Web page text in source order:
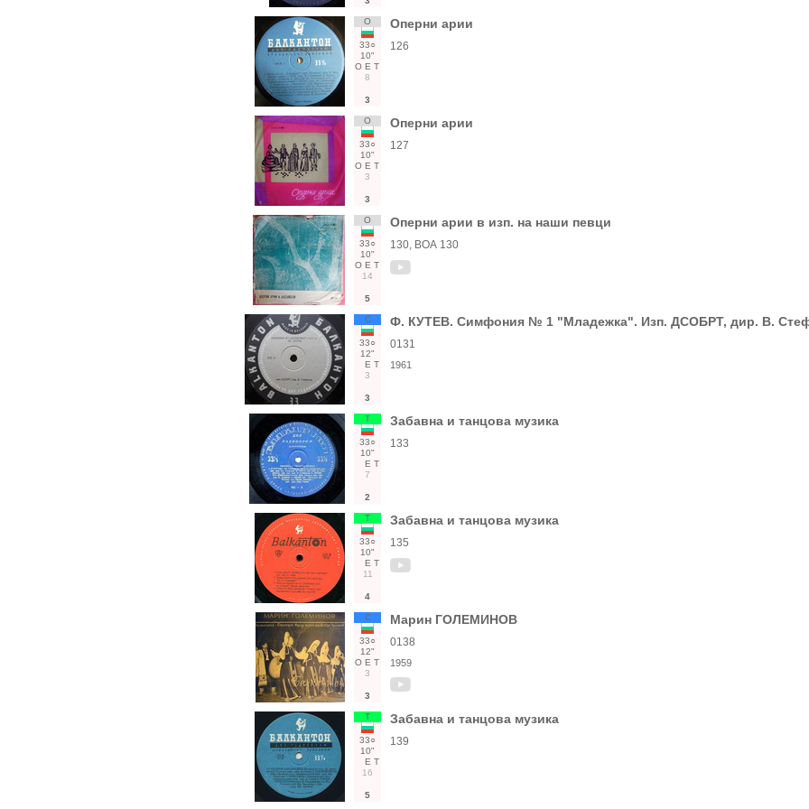
О
33○
10"
О Е Т
8
3
Оперни арии
126
О
33○
10"
О Е Т
3
3
Оперни арии
127
О
33○
10"
О Е Т
14
5
Оперни арии в изп. на наши певци
130, ВОА 130
С
33○
12"
Е Т
3
3
Ф. КУТЕВ. Симфония № 1 "Младежка". Изп. ДСОБРТ, дир. В.
0131
1961
Т
33○
10"
Е Т
7
2
Забавна и танцова музика
133
Т
33○
10"
Е Т
11
4
Забавна и танцова музика
135
С
33○
12"
О Е Т
3
3
Марин ГОЛЕМИНОВ
0138
1959
Т
33○
10"
Е Т
16
5
Забавна и танцова музика
139